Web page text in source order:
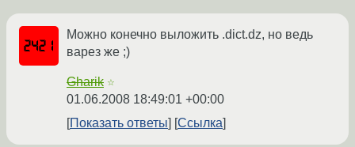
Можно конечно выложить .dict.dz, но ведь
варез же ;)
Gharik ☆
01.06.2008 18:49:01 +00:00
Показать ответы
Ссылка